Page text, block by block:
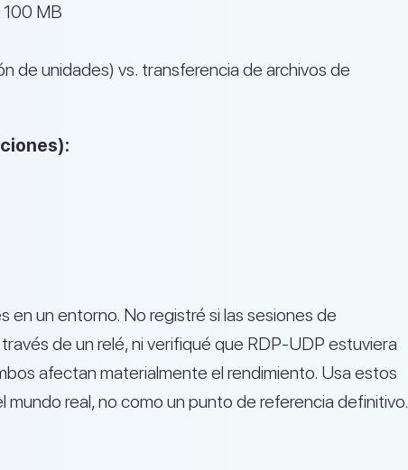
MB
de unidades) vs. transferencia de archivos de
en un entorno. No registré si las sesiones de
de un relé, ni verifiqué que RDP-UDP estuviera
afectan materialmente el rendimiento. Usa estos
real, no como un punto de referencia definitivo.